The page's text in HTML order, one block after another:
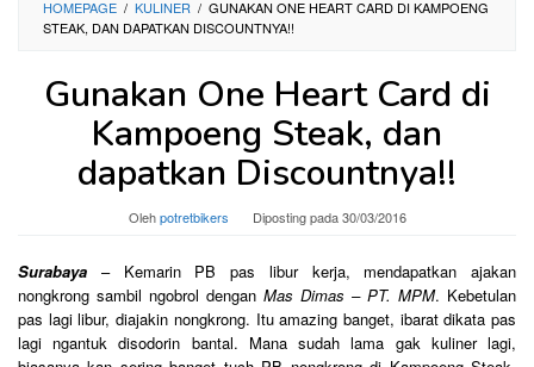
HOMEPAGE / KULINER / GUNAKAN ONE HEART CARD DI KAMPOENG
STEAK, DAN DAPATKAN DISCOUNTNYA!!
Gunakan One Heart Card di
Kampoeng Steak, dan
dapatkan Discountnya!!
Olehpotretbikers Diposting pada30/03/2016
Surabaya – Kemarin PB pas libur kerja, mendapatkan ajakan
nongkrong sambil ngobrol dengan Mas Dimas – PT. MPM. Kebetulan
pas lagi libur, diajakin nongkrong. Itu amazing banget, ibarat dikata pas
lagi ngantuk disodorin bantal. Mana sudah lama gak kuliner lagi,